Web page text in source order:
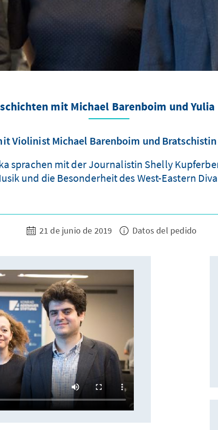
mit Michael Barenboim und Yulia
Violinist Michael Barenboim und Bratschistin
sprachen mit der Journalistin Shelly
und die Besonderheit des West-Eastern
21 de junio de 2019 Datos del pedido